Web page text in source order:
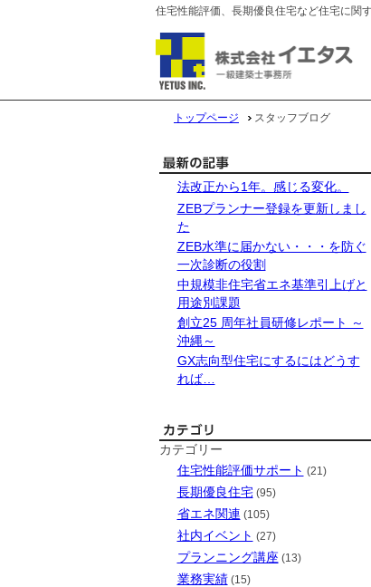
住宅性能評価、長期優良住宅など住宅に関
トップページ スタッフブログ
法改正から1年。感じる変化。
ZEBプランナー登録を更新しまし
た
ZEB水準に届かない・・・を防ぐ
一次診断の役割
中規模非住宅省エネ基準引上げと
用途別課題
創立25 周年社員研修レポート ～
沖縄～
GX志向型住宅にするにはどうす
れば…
カテゴリー
住宅性能評価サポート (21)
長期優良住宅(95)
省エネ関連 (105)
社内イベント (27)
プランニング講座 (13)
業務実績(15)